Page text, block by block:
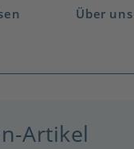
Über uns
Artikel